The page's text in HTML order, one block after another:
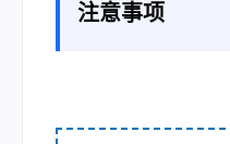
注意事项